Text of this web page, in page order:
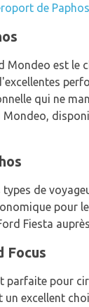
de Paphos
est le
qui ne
de
pour
Fiesta
Focus
pour
excellent